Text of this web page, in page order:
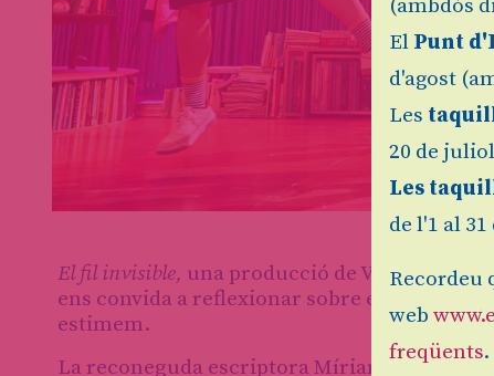
El fil invisible, una producció de Viu el
ens convida a reflexionar sobre els vincles
estimem.
La reconeguda escriptora Míriam Tirado,
(ambdós
El Punt
d'agost
Les
20 de
Les
de l'1 al
Recordeu
web
freqüents.